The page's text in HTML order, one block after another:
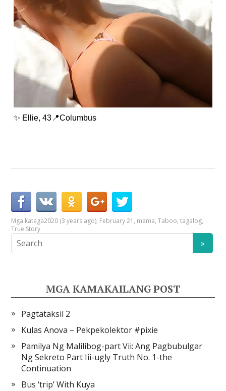
✨ Ellie, 43📍Columbus
Mga kataga2020 (3 years ago), February 21 , mama,Taboo,tagalog,
True Story
MGA KAMAKAILANG POST
Pagtataksil 2
Kulas Anova – Pekpekolektor #pixie
Pamilya Ng Malilibog-part Vii: Ang Pagbubulgar
Ng Sekreto Part Iii-ugly Truth No. 1-the
Continuation
Bus ‘trip’ With Kuya